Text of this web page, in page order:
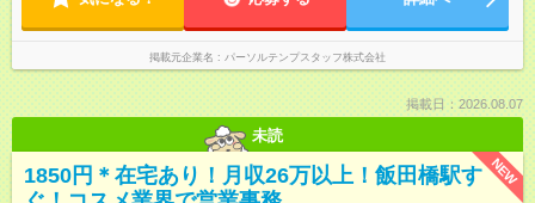
掲載元企業名 パーソルテンプスタッフ株式会社
掲載日：2026.08.07
未読
NEW
1850円＊在宅あり！月収26万以上！飯田橋駅す